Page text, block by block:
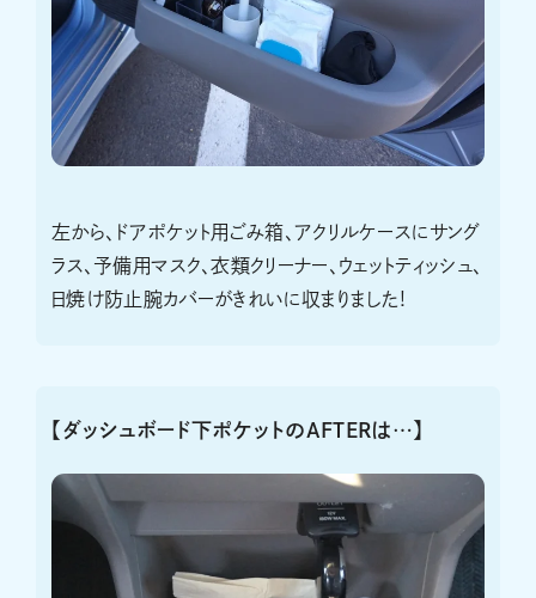
左から、ドアポケット用ごみ箱、アクリルケースにサング
ラス、予備用マスク、衣類クリーナー、ウェットティッシュ、
日焼け防止腕カバーがきれいに収まりました!
【ダッシュボード下ポケットのAFTERは…】